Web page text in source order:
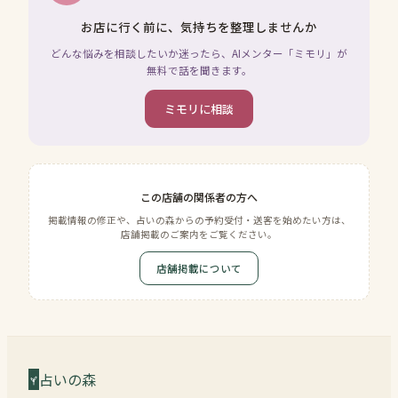
お店に行く前に、気持ちを整理しませんか
どんな悩みを相談したいか迷ったら、AIメンター「ミモリ」が
無料で話を聞きます。
ミモリに相談
この店舗の関係者の方へ
掲載情報の修正や、占いの森からの予約受付・送客を始めたい方は、
店舗掲載のご案内をご覧ください。
店舗掲載について
占いの森